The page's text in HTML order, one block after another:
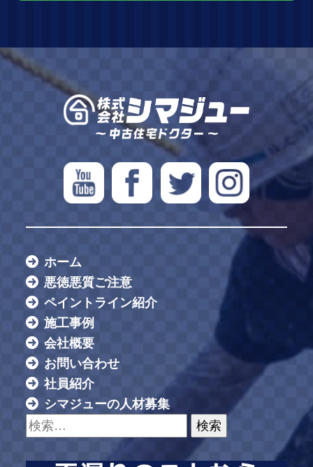
ホーム
悪徳悪質ご注意
ペイントライン紹介
施工事例
会社概要
お問い合わせ
社員紹介
シマジューの人材募集
検索: